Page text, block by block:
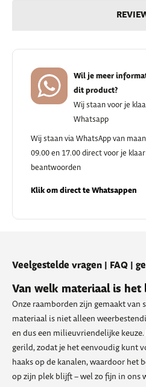
Wil je meer
dit product?
Wij staan voor je
Whatsapp
Wij staan via WhatsApp van
09.00 en 17.00 direct voor je
beantwoorden
Klik om direct te Whatsappen
Veelgestelde vragen | FAQ |
Van welk materiaal is het
Onze raamborden zijn gemaakt van
materiaal is niet alleen
en dus een milieuvriendelijke
gerild, zodat je het eenvoudig kunt
haaks op de kanalen, waardoor het
op zijn plek blijft – wel zo fijn in ons